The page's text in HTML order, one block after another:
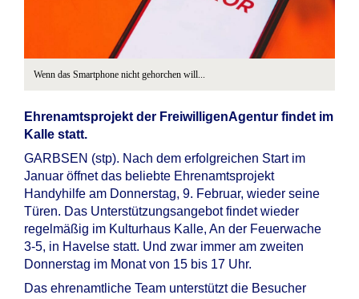
Wenn das Smartphone nicht gehorchen will...
Ehrenamtsprojekt der FreiwilligenAgentur findet im
Kalle statt.
GARBSEN (stp). Nach dem erfolgreichen Start im
Januar öffnet das beliebte Ehrenamtsprojekt
Handyhilfe am Donnerstag, 9. Februar, wieder seine
Türen. Das Unterstützungsangebot findet wieder
regelmäßig im Kulturhaus Kalle, An der Feuerwache
3-5, in Havelse statt. Und zwar immer am zweiten
Donnerstag im Monat von 15 bis 17 Uhr.
Das ehrenamtliche Team unterstützt die Besucher